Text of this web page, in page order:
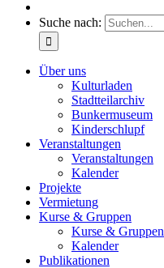
Suche nach:
Über uns
Kulturladen
Stadtteilarchiv
Bunkermuseum
Kinderschlupf
Veranstaltungen
Veranstaltungen
Kalender
Projekte
Vermietung
Kurse & Gruppen
Kurse & Gruppen
Kalender
Publikationen